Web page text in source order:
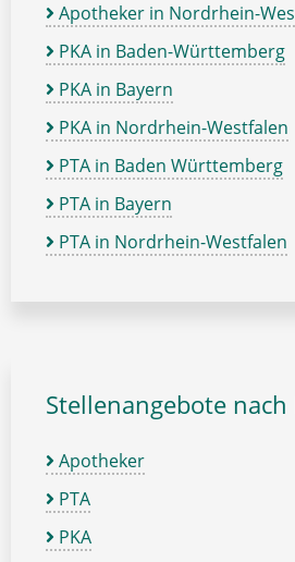
Apotheker in Nordrhein-
PKA in Baden-Württemberg
PKA in Bayern
PKA in Nordrhein-Westfalen
PTA in Baden Württemberg
PTA in Bayern
PTA in Nordrhein-Westfalen
Stellenangebote nach
Apotheker
PTA
PKA